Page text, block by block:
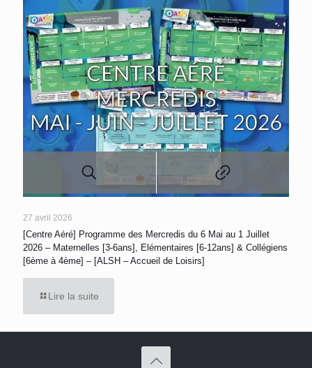
27 avril 2026
[Centre Aéré] Programme des Mercredis du 6 Mai au 1 Juillet
2026 – Maternelles [3-6ans], Elémentaires [6-12ans] & Collégiens
[6ème à 4ème] – [ALSH – Accueil de Loisirs]
Lire la suite